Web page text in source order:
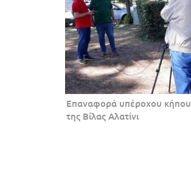
Επαναφορά υπέροχου κήπου
της Βίλας Αλατίνι